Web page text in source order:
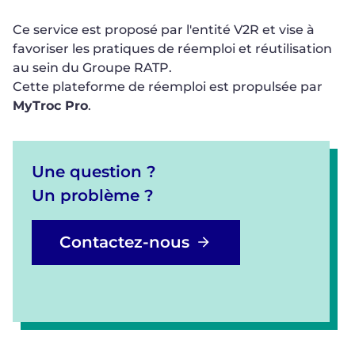
Ce service est proposé par l'entité V2R et vise à
favoriser les pratiques de réemploi et réutilisation
au sein du Groupe RATP.
Cette plateforme de réemploi est propulsée par
MyTroc Pro.
Une question ?
Un problème ?
Contactez-nous